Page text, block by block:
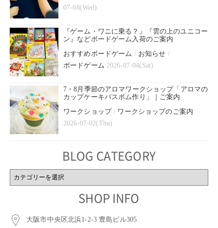
07-08(Wed)
『ゲーム・ワニに乗る？』『雲の上のユニコー
ン』などボードゲーム入荷のご案内
おすすめボードゲーム / お知らせ /
ボードゲーム 2026-07-04(Sat)
7・8月季節のアロマワークショップ「アロマの
カップケーキバスボム作り」｜ご案内
ワークショップ/ ワークショップのご案内
2026-07-02(Thu)
BLOG CATEGORY
BLOG
CATEGORY
SHOP INFO
大阪市中央区北浜1-2-3 豊島ビル305